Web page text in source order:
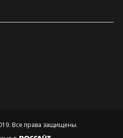
Все права защищены.